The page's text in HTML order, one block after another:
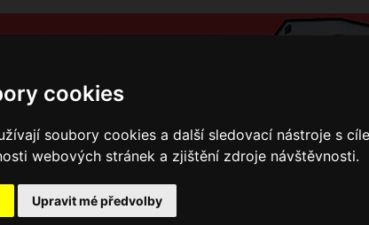
cookies
soubory cookies a další sledovací nástroje s
webových stránek a zjištění zdroje návštěvnosti.
Upravit mé předvolby
Domů Kontakty